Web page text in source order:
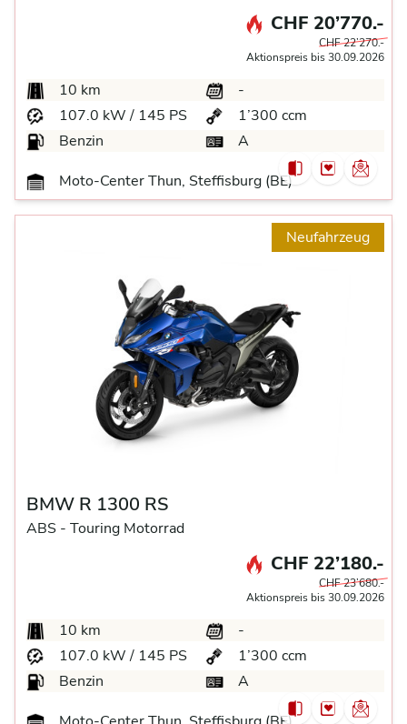
CHF 20’770.-
CHF 22’270.-
Aktionspreis bis 30.09.2026
10 km
-
107.0 kW / 145 PS
1’300 ccm
Benzin
A
Moto-Center Thun, Steffisburg (BE)
Neufahrzeug
BMW R 1300 RS
ABS - Touring Motorrad
CHF 22’180.-
CHF 23’680.-
Aktionspreis bis 30.09.2026
10 km
-
107.0 kW / 145 PS
1’300 ccm
Benzin
A